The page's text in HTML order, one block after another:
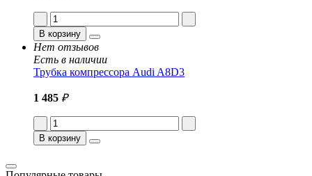
В корзину
Нет отзывов
Есть в наличии
Трубка компрессора Audi A8D3
1 485 ₽
В корзину